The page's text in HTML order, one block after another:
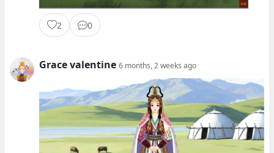
2 0
Grace valentine 6 months, 2 weeks ago